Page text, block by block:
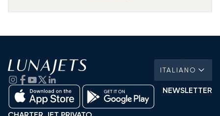
ITALIANO
NEWSLETTER